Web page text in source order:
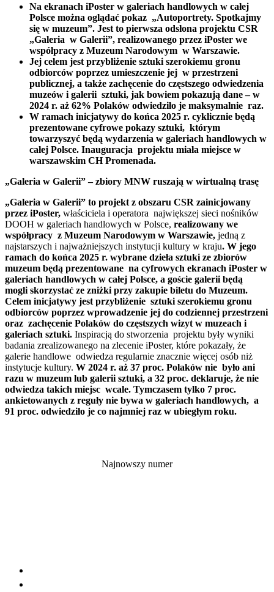
Na ekranach iPoster w galeriach handlowych w całej
Polsce można oglądać pokaz „Autoportrety. Spotkajmy
się w muzeum”. Jest to pierwsza odsłona projektu CSR
„Galeria w Galerii”, realizowanego przez iPoster we
współpracy z Muzeum Narodowym w Warszawie.
Jej celem jest przybliżenie sztuki szerokiemu gronu
odbiorców poprzez umieszczenie jej w przestrzeni
publicznej, a także zachęcenie do częstszego odwiedzenia
muzeów i galerii sztuki, jak bowiem pokazują dane – w
2024 r. aż 62% Polaków odwiedziło je maksymalnie raz.
W ramach inicjatywy do końca 2025 r. cyklicznie będą
prezentowane cyfrowe pokazy sztuki, którym
towarzyszyć będą wydarzenia w galeriach handlowych w
całej Polsce. Inauguracja projektu miała miejsce w
warszawskim CH Promenada.
„Galeria w Galerii” – zbiory MNW ruszają w wirtualną trasę
„Galeria w Galerii” to projekt z obszaru CSR zainicjowany
przez iPoster, właściciela i operatora największej sieci nośników
DOOH w galeriach handlowych w Polsce, realizowany we
współpracy z Muzeum Narodowym w Warszawie, jedną z
najstarszych i najważniejszych instytucji kultury w kraju. W jego
ramach do końca 2025 r. wybrane dzieła sztuki ze zbiorów
muzeum będą prezentowane na cyfrowych ekranach iPoster w
galeriach handlowych w całej Polsce, a goście galerii będą
mogli skorzystać ze zniżki przy zakupie biletu do Muzeum.
Celem inicjatywy jest przybliżenie sztuki szerokiemu gronu
odbiorców poprzez wprowadzenie jej do codziennej przestrzeni
oraz zachęcenie Polaków do częstszych wizyt w muzeach i
galeriach sztuki. Inspiracją do stworzenia projektu były wyniki
badania zrealizowanego na zlecenie iPoster, które pokazały, że
galerie handlowe odwiedza regularnie znacznie więcej osób niż
instytucje kultury. W 2024 r. aż 37 proc. Polaków nie było ani
razu w muzeum lub galerii sztuki, a 32 proc. deklaruje, że nie
odwiedza takich miejsc wcale. Tymczasem tylko 7 proc.
ankietowanych z reguły nie bywa w galeriach handlowych, a
91 proc. odwiedziło je co najmniej raz w ubiegłym roku.
Najnowszy numer